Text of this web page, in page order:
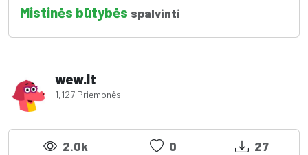
Mistinės būtybės spalvinti
wew.lt
1,127 Priemonės
2.0k 0 27